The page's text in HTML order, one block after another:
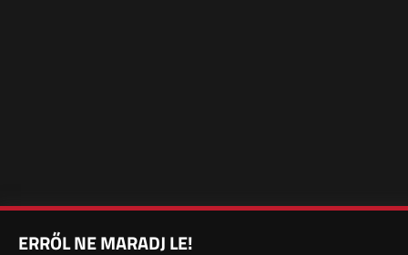
ERRŐL NE MARADJ LE!